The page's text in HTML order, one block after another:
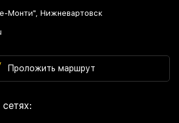
Монти", Нижневартовск
Проложить маршрут